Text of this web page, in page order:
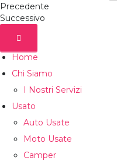
Precedente
Successivo
Home
Chi Siamo
I Nostri Servizi
Usato
Auto Usate
Moto Usate
Camper